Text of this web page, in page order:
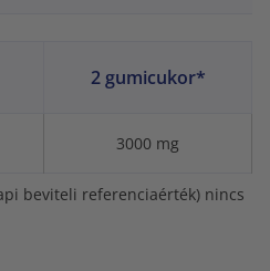
2 gumicukor*
3000 mg
beviteli referenciaérték) nincs